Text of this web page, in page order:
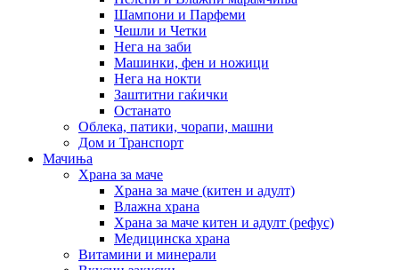
Шампони и Парфеми
Чешли и Четки
Нега на заби
Машинки, фен и ножици
Нега на нокти
Заштитни гаќички
Останато
Облека, патики, чорапи, машни
Дом и Транспорт
Мачиња
Храна за маче
Храна за маче (китен и адулт)
Влажна храна
Храна за маче китен и адулт (рефус)
Медицинска храна
Витамини и минерали